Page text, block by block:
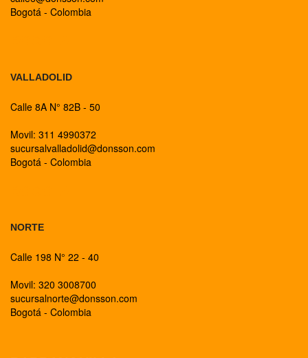
Bogotá - Colombia
VALLADOLID
Calle 8A N° 82B - 50
Movil: 311 4990372
sucursalvalladolid@donsson.com
Bogotá - Colombia
NORTE
Calle 198 N° 22 - 40
Movil: 320 3008700
sucursalnorte@donsson.com
Bogotá - Colombia